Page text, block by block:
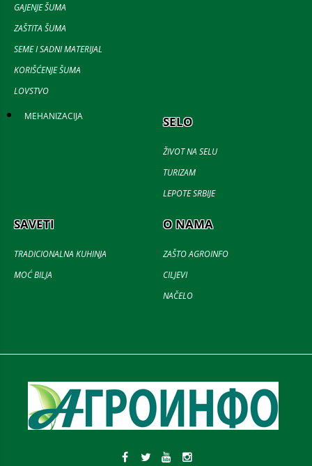
GAJENJE ŠUMA
ZAŠTITA ŠUMA
SEME I SADNI MATERIJAL
KORIŠĆENJE ŠUMA
LOVSTVO
MEHANIZACIJA SELO
ŽIVOT NA SELU
TURIZAM
LEPOTE SRBIJE
SAVETI
TRADICIONALNA KUHINJA
MOĆ BILJA
O NAMA
ZAŠTO AGROINFO
CILJEVI
NAČELO